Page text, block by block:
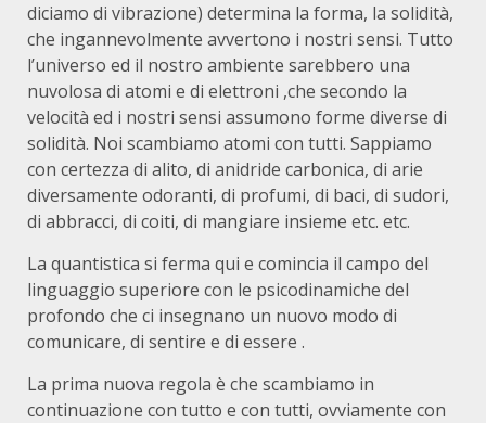
diciamo di vibrazione) determina la forma, la solidità,
che ingannevolmente avvertono i nostri sensi. Tutto
l’universo ed il nostro ambiente sarebbero una
nuvolosa di atomi e di elettroni ,che secondo la
velocità ed i nostri sensi assumono forme diverse di
solidità. Noi scambiamo atomi con tutti. Sappiamo
con certezza di alito, di anidride carbonica, di arie
diversamente odoranti, di profumi, di baci, di sudori,
di abbracci, di coiti, di mangiare insieme etc. etc.
La quantistica si ferma qui e comincia il campo del
linguaggio superiore con le psicodinamiche del
profondo che ci insegnano un nuovo modo di
comunicare, di sentire e di essere .
La prima nuova regola è che scambiamo in
continuazione con tutto e con tutti, ovviamente con